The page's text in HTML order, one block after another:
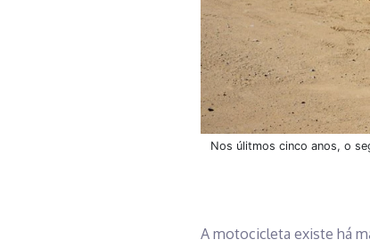
Nos úlitmos cinco anos, o
A motocicleta existe há